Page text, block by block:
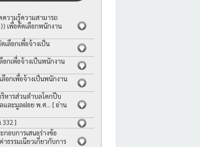
ความรู้ความสามารถ
เพื่อคัดเลือกพนักงาน
เลือกเพื่อจ้างเป็น
อกเพื่อจ้างเป็นพนักงาน
อกเพื่อจ้างเป็นพนักงาน
หารส่วนตำบลโคกปีบ
และมูลฝอย พ.ศ... [ อ่าน
332 ]
กอบการเสนอร่างข้อ
ธรรมเนียวเกี่ยวกับการ